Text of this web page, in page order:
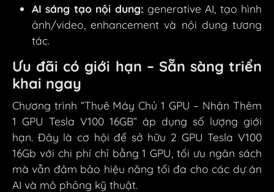
AI sáng tạo nội dung: generative AI, tạo hình
ảnh/video, enhancement và nội dung tương
tác.
Ưu đãi có giới hạn – Sẵn sàng triển
khai ngay
Chương trình “Thuê Máy Chủ 1 GPU – Nhận Thêm
1 GPU Tesla V100 16GB” áp dụng số lượng giới
hạn. Đây là cơ hội để sở hữu 2 GPU Tesla V100
16Gb với chi phí chỉ bằng 1 GPU, tối ưu ngân sách
mà vẫn đảm bảo hiệu năng tối đa cho các dự án
AI và mô phỏng kỹ thuật.